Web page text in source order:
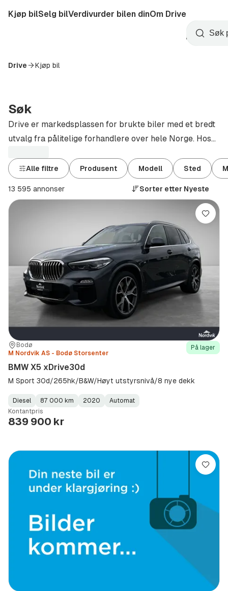
til
Startside
Kjøp bilSelg bilVerdivurder bilen dinOm Drive
Opprett
konto
Søk
Drive Kjøp bil
Søk
Drive er markedsplassen for brukte biler med et bredt
utvalg fra pålitelige forhandlere over hele Norge. Hos
bilene direkte på plattformen vår, noe som gjør det
enkelt å finne det beste alternativet for dine behov og
gjennomgått for å garantere kvalitet og pålitelighet.
Drive er mer enn bare et komplett salgssted i hele
bilkjøpsprosessen og sørger for at hele kjøpsprosessen
for deg; og trygt som mulig Start din biljakt hos oss i
dag og oppdag hvor enkelt og trygt det kan være å
kjøpe bruktbil.
Alle filtre Produsent Modell Sted
13 595 annonser Sorter etter Nyeste
Sted:
Bodø
Forhandler:
M Nordvik AS - Bodø Storsenter
På lager
BMW X5 xDrive30d
M Sport 30d/265hk/B&W/Høyt utstyrsnivå/8 nye dekk
Fuel
Type:
Diesel
Kilometerstand:
87 000 km
Model
Year:
2020
Gearbox
Type:
Automat
Kontantpris
839 900 kr
Lagre
Lagre